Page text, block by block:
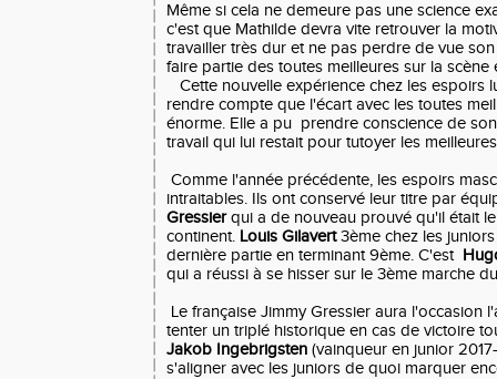
Même si cela ne demeure pas une science
c'est que Mathilde devra vite retrouver la
travailler très dur et ne pas perdre de vue
faire partie des toutes meilleures sur la scène
Cette nouvelle expérience chez les espoirs
rendre compte que l'écart avec les toutes
énorme. Elle a pu prendre conscience de
travail qui lui restait pour tutoyer les
Comme l'année précédente, les espoirs
intraitables. Ils ont conservé leur titre par
Gressierqui a de nouveau prouvé qu'il était
continent. Louis Gilavert3ème chez les
dernière partie en terminant 9ème. C'est
qui a réussi à se hisser sur le 3ème marche
Le française Jimmy Gressier aura l'occasion
tenter un triplé historique en cas de victoire
Jakob Ingebrigsten (vainqueur en junior
s'aligner avec les juniors de quoi marquer